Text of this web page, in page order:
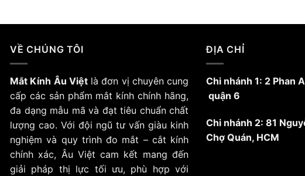
VỀ CHÚNG TÔI
Mắt Kính Âu Việtlà đơn vị chuyên cung
cấp các sản phẩm mắt kính chính hãng,
đa dạng mẫu mã và đạt tiêu chuẩn chất
lượng cao. Với đội ngũ tư vấn giàu kinh
nghiệm và quy trình đo mắt – cắt kính
chính xác, Âu Việt cam kết mang đến
giải pháp thị lực tối ưu, phù hợp với
ĐỊA CHỈ
Chi nhánh 1: 2 Phan
quận 6
Chi nhánh 2: 81
Chợ Quán, HCM